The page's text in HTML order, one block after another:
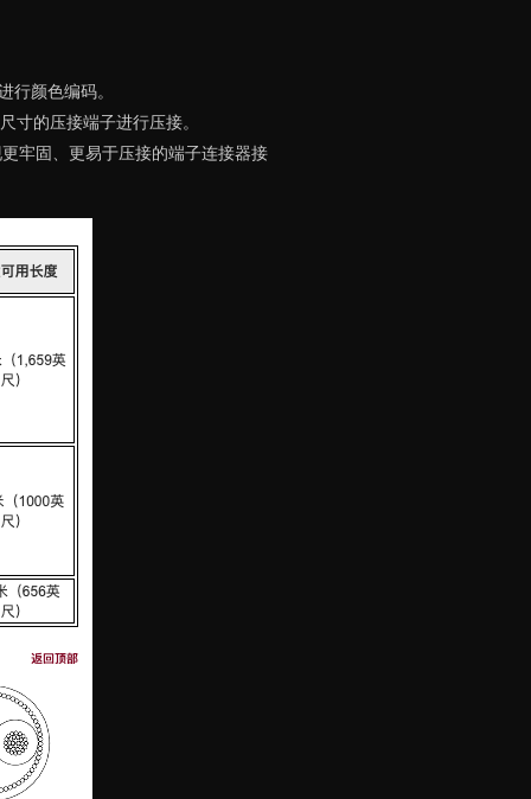
行颜色编码。
寸的压接端子进行压接。
牢固、更易于压接的端子连接器接